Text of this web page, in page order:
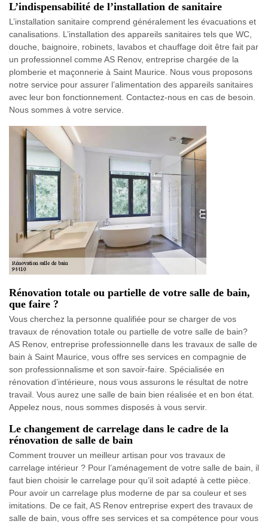
L’indispensabilité de l’installation de sanitaire
L’installation sanitaire comprend généralement les évacuations et
canalisations. L’installation des appareils sanitaires tels que WC,
douche, baignoire, robinets, lavabos et chauffage doit être fait par
un professionnel comme AS Renov, entreprise chargée de la
plomberie et maçonnerie à Saint Maurice. Nous vous proposons
notre service pour assurer l’alimentation des appareils sanitaires
avec leur bon fonctionnement. Contactez-nous en cas de besoin.
Nous sommes à votre service.
Rénovation totale ou partielle de votre salle de bain,
que faire ?
Vous cherchez la personne qualifiée pour se charger de vos
travaux de rénovation totale ou partielle de votre salle de bain?
AS Renov, entreprise professionnelle dans les travaux de salle de
bain à Saint Maurice, vous offre ses services en compagnie de
son professionnalisme et son savoir-faire. Spécialisée en
rénovation d’intérieure, nous vous assurons le résultat de notre
travail. Vous aurez une salle de bain bien réalisée et en bon état.
Appelez nous, nous sommes disposés à vous servir.
Le changement de carrelage dans le cadre de la
rénovation de salle de bain
Comment trouver un meilleur artisan pour vos travaux de
carrelage intérieur ? Pour l’aménagement de votre salle de bain, il
faut bien choisir le carrelage pour qu’il soit adapté à cette pièce.
Pour avoir un carrelage plus moderne de par sa couleur et ses
imitations. De ce fait, AS Renov entreprise expert des travaux de
salle de bain, vous offre ses services et sa compétence pour vous